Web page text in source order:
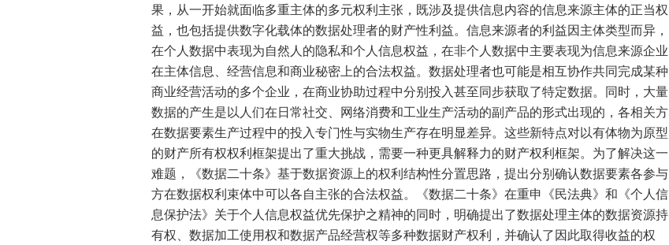
果，从一开始就面临多重主体的多元权利主张，既涉及提供信息内容的信息来源主体的正当权
益，也包括提供数字化载体的数据处理者的财产性利益。信息来源者的利益因主体类型而异，
在个人数据中表现为自然人的隐私和个人信息权益，在非个人数据中主要表现为信息来源企业
在主体信息、经营信息和商业秘密上的合法权益。数据处理者也可能是相互协作共同完成某种
商业经营活动的多个企业，在商业协助过程中分别投入甚至同步获取了特定数据。同时，大量
数据的产生是以人们在日常社交、网络消费和工业生产活动的副产品的形式出现的，各相关方
在数据要素生产过程中的投入专门性与实物生产存在明显差异。这些新特点对以有体物为原型
的财产所有权权利框架提出了重大挑战，需要一种更具解释力的财产权利框架。为了解决这一
难题，《数据二十条》基于数据资源上的权利结构性分置思路，提出分别确认数据要素各参与
方在数据权利束体中可以各自主张的合法权益。《数据二十条》在重申《民法典》和《个人信
息保护法》关于个人信息权益优先保护之精神的同时，明确提出了数据处理主体的数据资源持
有权、数据加工使用权和数据产品经营权等多种数据财产权利，并确认了因此取得收益的权